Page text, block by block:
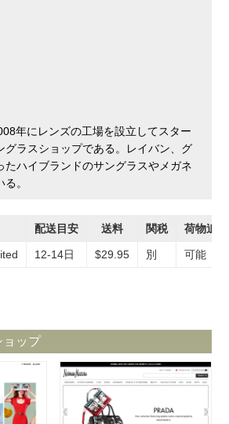
年にレンズの工場を設立してスター
グラスショップである。レイバン、グ
たハイブランドのサングラスやメガネ
。
配送目安 送料 関税 荷物追跡
12-14日 $29.95 別 可能
ョップ